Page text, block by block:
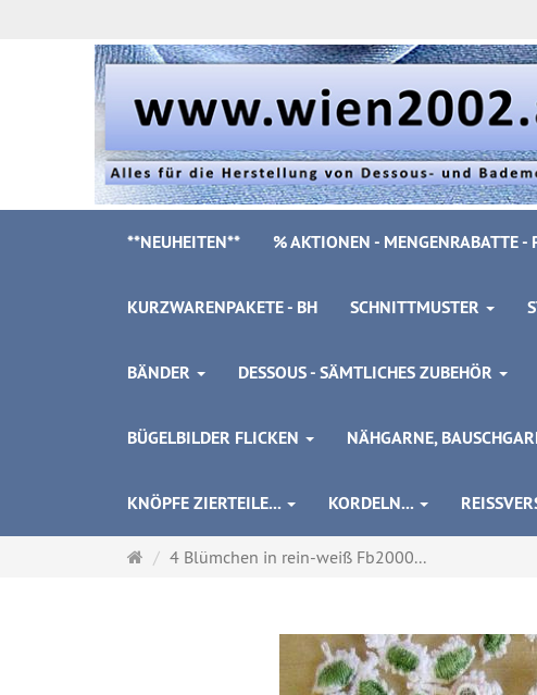
**NEUHEITEN** % AKTIONEN - MENGENRABATTE -
KURZWARENPAKETE - BH SCHNITTMUSTER
BÄNDER DESSOUS - SÄMTLICHES ZUBEHÖR
BÜGELBILDER FLICKEN NÄHGARNE,
KNÖPFE ZIERTEILE... KORDELN...
Startseite
4 Blümchen in rein-weiß Fb2000...